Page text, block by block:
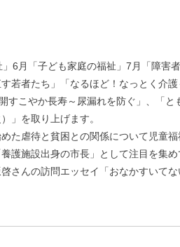
6月「子ども家庭の福祉」7月「障害者
若者たち」「なるほど！なっとく介
すこやか長寿～尿漏れを防ぐ」、「と
」を取り上げます。
た虐待と貧困との関係について児童
護施設出身の市長」として注目を集
さんの訪問エッセイ「おなかすいてな